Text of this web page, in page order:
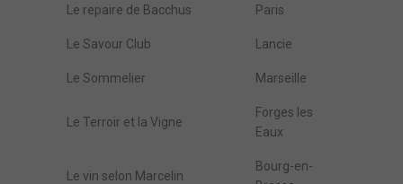
Le repaire de Bacchus Paris
Le Savour Club Lancie
Le Sommelier Marseille
Le Terroir et la Vigne
Forges les
Eaux
Le vin selon Marcelin
Bourg-en-